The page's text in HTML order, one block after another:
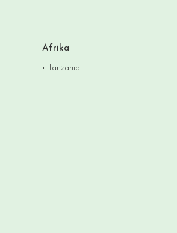
Afrika
Tanzania